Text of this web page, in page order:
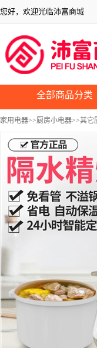
您好，欢迎光临沛富商城
全部商品分类
家用电器>>厨房小电器>>其它